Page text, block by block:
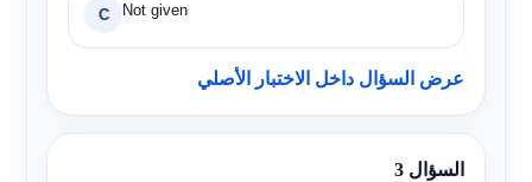
C Not given
عرض السؤال داخل الاختبار الأصلي
السؤال 3